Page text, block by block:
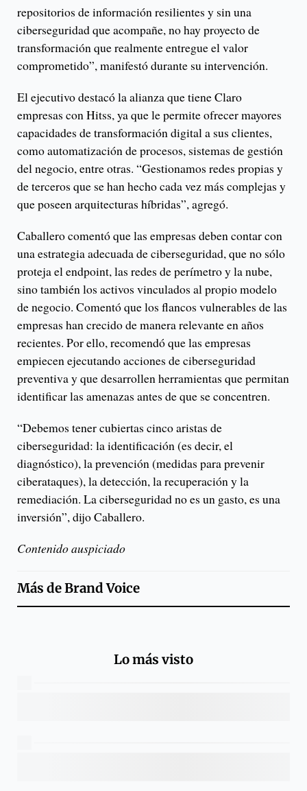
repositorios de información resilientes y sin una
ciberseguridad que acompañe, no hay proyecto de
transformación que realmente entregue el valor
comprometido”, manifestó durante su intervención.
El ejecutivo destacó la alianza que tiene Claro
empresas con Hitss, ya que le permite ofrecer mayores
capacidades de transformación digital a sus clientes,
como automatización de procesos, sistemas de gestión
del negocio, entre otras. “Gestionamos redes propias y
de terceros que se han hecho cada vez más complejas y
que poseen arquitecturas híbridas”, agregó.
Caballero comentó que las empresas deben contar con
una estrategia adecuada de ciberseguridad, que no sólo
proteja el endpoint, las redes de perímetro y la nube,
sino también los activos vinculados al propio modelo
de negocio. Comentó que los flancos vulnerables de las
empresas han crecido de manera relevante en años
recientes. Por ello, recomendó que las empresas
empiecen ejecutando acciones de ciberseguridad
preventiva y que desarrollen herramientas que permitan
identificar las amenazas antes de que se concentren.
“Debemos tener cubiertas cinco aristas de
ciberseguridad: la identificación (es decir, el
diagnóstico), la prevención (medidas para prevenir
ciberataques), la detección, la recuperación y la
remediación. La ciberseguridad no es un gasto, es una
inversión”, dijo Caballero.
Contenido auspiciado
Más deBrand Voice
Lo más visto